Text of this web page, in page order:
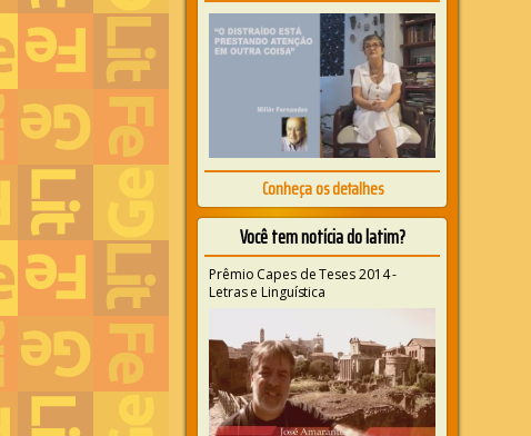
Conheça os detalhes
Você tem notícia do latim?
Prêmio Capes de Teses 2014 -
Letras e Linguística